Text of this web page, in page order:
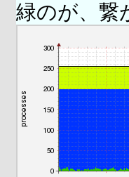
緑のが、繋